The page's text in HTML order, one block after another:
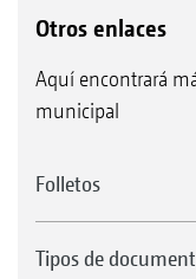
Otros enlaces
Aquí encontrará
municipal
Folletos
Tipos de